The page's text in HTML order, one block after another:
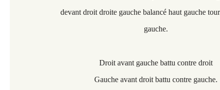
devant droit droite gauche balancé haut gauche
gauche.
Droit avant gauche battu contre droit
Gauche avant droit battu contre gauche.